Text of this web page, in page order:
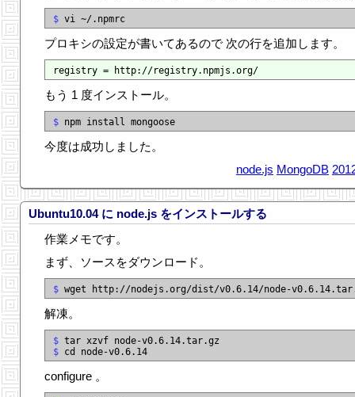
$
プロキシの設定が書いてあるので 次の行を追加します。
もう 1 度インストール。
$
今度は成功しました。
node.js MongoDB
Ubuntu10.04 に node.js をインストールする
作業メモです。
まず、ソースをダウンロード。
$
解凍。
$
$
configure 。